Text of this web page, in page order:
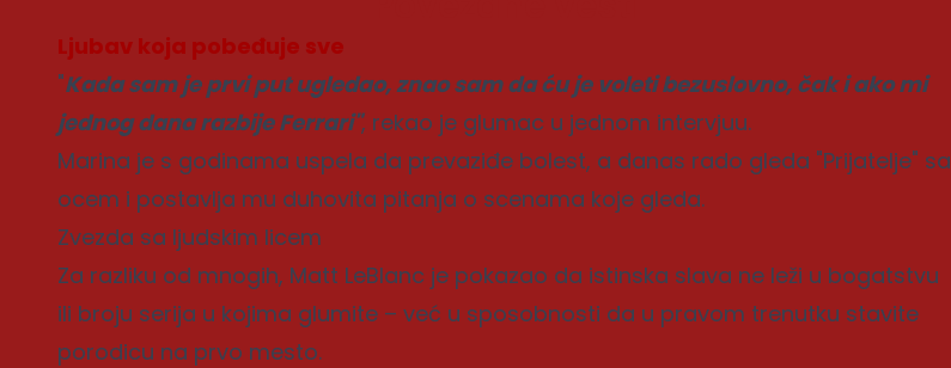
Ljubav koja pobeđuje sve
"Kada sam je prvi put ugledao, znao sam da ću je voleti bezuslovno, čak i ako mi
jednog dana razbije Ferrari", rekao je glumac u jednom intervjuu.
Marina je s godinama uspela da prevaziđe bolest, a danas rado gleda "Prijatelje" sa
ocem i postavlja mu duhovita pitanja o scenama koje gleda.
Zvezda sa ljudskim licem
Za razliku od mnogih, Matt LeBlanc je pokazao da istinska slava ne leži u bogatstvu
ili broju serija u kojima glumite – već u sposobnosti da u pravom trenutku stavite
porodicu na prvo mesto.